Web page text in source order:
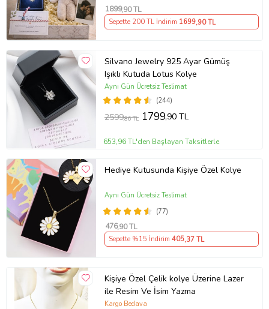
1899,90 TL
Sepette 200 TL İndirim 1699,90 TL
Silvano Jewelry 925 Ayar Gümüş
Işıklı Kutuda Lotus Kolye
(244)
Aynı Gün Ücretsiz Teslimat
2599,86 TL 1799,90 TL
653,96 TL'den Başlayan Taksitlerle
Hediye Kutusunda Kişiye Özel Kolye
(77)
Aynı Gün Ücretsiz Teslimat
476,90 TL
Sepette %15 İndirim 405,37 TL
Kişiye Özel Çelik kolye Üzerine Lazer
ile Resim Ve İsim Yazma
Kargo Bedava